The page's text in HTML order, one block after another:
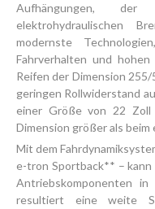
Aufhängungen, der
elektrohydraulischen
modernste
Fahrverhalten und
Reifen der Dimension
geringen Rollwiderstand
einer Größe von 22
Dimension größer als beim
Mit dem
e-tron Sportback** –
Antriebskomponenten in
resultiert eine weite